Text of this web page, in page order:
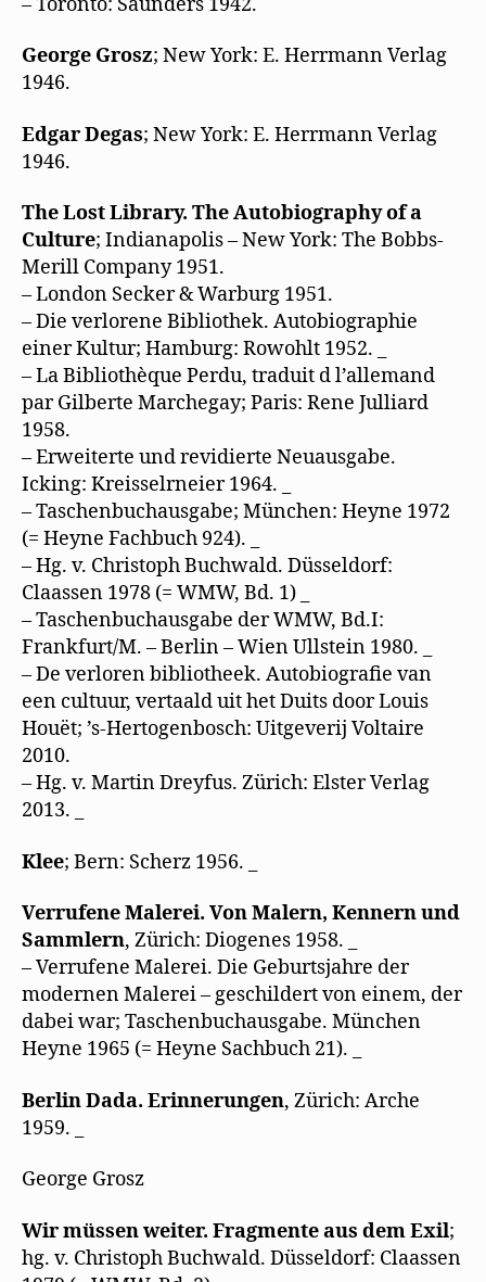
George Grosz; New York: E. Herrmann Verlag
1946.
Edgar Degas; New York: E. Herrmann Verlag
1946.
The Lost Library. The Autobiography of a
Culture; Indianapolis – New York: The Bobbs-
Merill Company 1951.
– London Secker & Warburg 1951.
– Die verlorene Bibliothek. Autobiographie
einer Kultur; Hamburg: Rowohlt 1952. _
– La Bibliothèque Perdu, traduit d l’allemand
par Gilberte Marchegay; Paris: Rene Julliard
1958.
– Erweiterte und revidierte Neuausgabe.
Icking: Kreisselrneier 1964. _
– Taschenbuchausgabe; München: Heyne 1972
(= Heyne Fachbuch 924). _
– Hg. v. Christoph Buchwald. Düsseldorf:
Claassen 1978 (= WMW, Bd. 1) _
– Taschenbuchausgabe der WMW, Bd.I:
Frankfurt/M. – Berlin – Wien Ullstein 1980. _
– De verloren bibliotheek. Autobiografie van
een cultuur, vertaald uit het Duits door Louis
Houët; ’s-Hertogenbosch: Uitgeverij Voltaire
2010.
– Hg. v. Martin Dreyfus. Zürich: Elster Verlag
2013. _
Klee; Bern: Scherz 1956. _
Verrufene Malerei. Von Malern, Kennern und
Sammlern, Zürich: Diogenes 1958. _
– Verrufene Malerei. Die Geburtsjahre der
modernen Malerei – geschildert von einem, der
dabei war; Taschenbuchausgabe. München
Heyne 1965 (= Heyne Sachbuch 21). _
Berlin Dada. Erinnerungen, Zürich: Arche
1959. _
George Grosz
Wir müssen weiter. Fragmente aus dem Exil;
hg. v. Christoph Buchwald. Düsseldorf: Claassen